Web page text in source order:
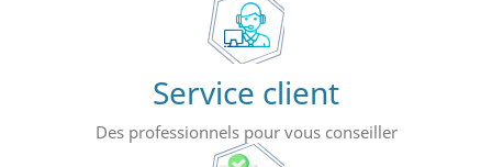
Service client
Des professionnels pour vous conseiller